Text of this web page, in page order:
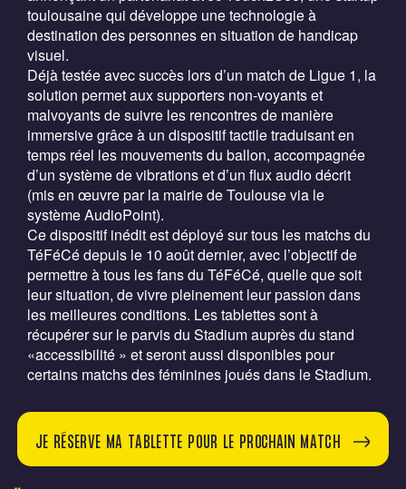
toulousaine qui développe une technologie à
destination des personnes en situation de handicap
visuel.
Déjà testée avec succès lors d’un match de Ligue 1, la
solution permet aux supporters non-voyants et
malvoyants de suivre les rencontres de manière
immersive grâce à un dispositif tactile traduisant en
temps réel les mouvements du ballon, accompagnée
d’un système de vibrations et d’un flux audio décrit
(mis en œuvre par la mairie de Toulouse via le
système AudioPoint).
Ce dispositif inédit est déployé sur tous les matchs du
TéFéCé depuis le 10 août dernier, avec l’objectif de
permettre à tous les fans du TéFéCé, quelle que soit
leur situation, de vivre pleinement leur passion dans
les meilleures conditions. Les tablettes sont à
récupérer sur le parvis du Stadium auprès du stand
«accessibilité » et seront aussi disponibles pour
certains matchs des féminines joués dans le Stadium.
JE RÉSERVE MA TABLETTE POUR LE PROCHAIN MATCH